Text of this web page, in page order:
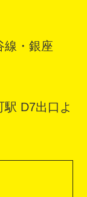
・銀座
D7出口よ